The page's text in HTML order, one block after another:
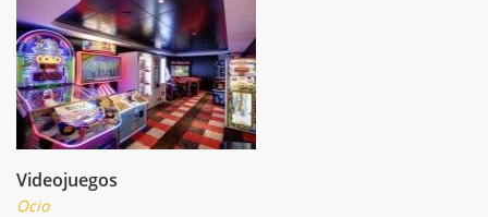
Videojuegos
Ocio